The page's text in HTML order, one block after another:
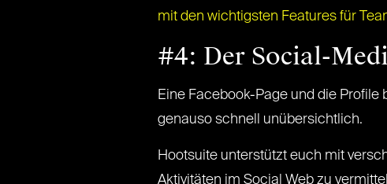
mit den wichtigsten Features für
#4: Der Social-
Eine Facebook-Page und die
genauso schnell unübersichtlich.
Hootsuite unterstützt euch mit
Aktivitäten im Social Web zu